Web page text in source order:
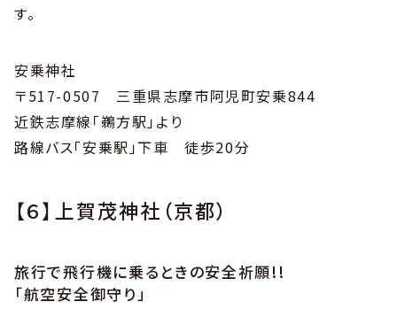
す。
安乗神社
〒517-0507 三重県志摩市阿児町安乗844
近鉄志摩線「鵜方駅」より
路線バス「安乗駅」下車 徒歩20分
【６】上賀茂神社（京都）
旅行で飛行機に乗るときの安全祈願!!
「航空安全御守り」